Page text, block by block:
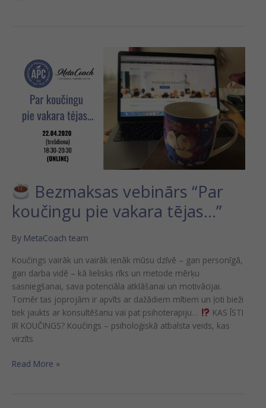
Bezmaksas vebinārs “Par
koučingu pie vakara tējas…”
By MetaCoach team
Koučings vairāk un vairāk ienāk mūsu dzīvē – gan personīgā,
gan darba vidē – kā lielisks rīks un metode mērķu
sasniegšanai, sava potenciāla atklāšanai un motivācijai.
Tomēr tas joprojām ir apvīts ar dažādiem mītiem un ļoti bieži
tiek jaukts ar konsultēšanu vai pat psihoterapiju…
KAS ĪSTI
IR KOUČINGS? Koučings – psiholoģiskā atbalsta veids, kas
virzīts
Bezmaksas
vebinārs
koučingu
Read More »